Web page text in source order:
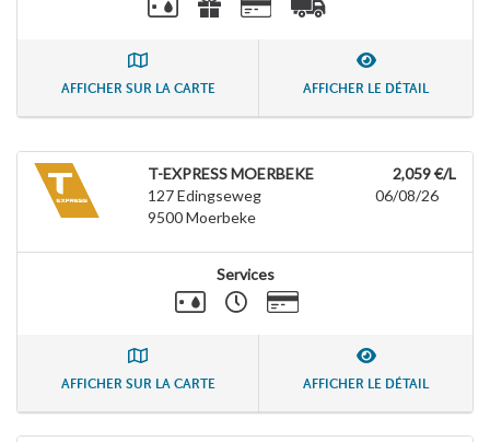
AFFICHER SUR LA CARTE AFFICHER LE DÉTAIL
T-EXPRESS MOERBEKE
127 Edingseweg
9500Moerbeke
2,059 €/L
06/08/26
Services
AFFICHER SUR LA CARTE AFFICHER LE DÉTAIL